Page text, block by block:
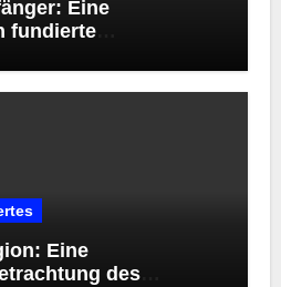
Eine
fundierte
Eine
des